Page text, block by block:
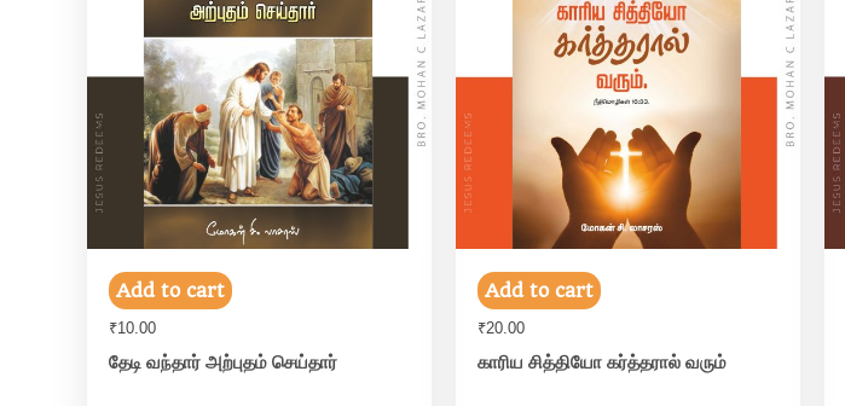
Add to cart
₹10.00
தேடி வந்தார் அற்புதம் செய்தார்
Add to cart
₹20.00
காரிய சித்தியோ கர்த்தரால் வரும்